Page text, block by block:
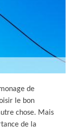
de
le bon
chose. Mais
de la